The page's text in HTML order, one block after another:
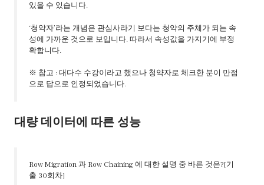
있을 수 있습니다.
‘청약자’라는 개념은 관심사라기 보다는 청약의 주체가 되는 속
성에 가까운 것으로 보입니다. 따라서 속성값을 가지기에 부정
확합니다.
※ 참고 : 대다수 수강이라고 했으나 청약자로 체크한 분이 만점
으로 답으로 인정되었습니다.
대량 데이터에 따른 성능
Row Migration 과 Row Chaining 에 대한 설명 중 바른 것은?[기
출 30회차]